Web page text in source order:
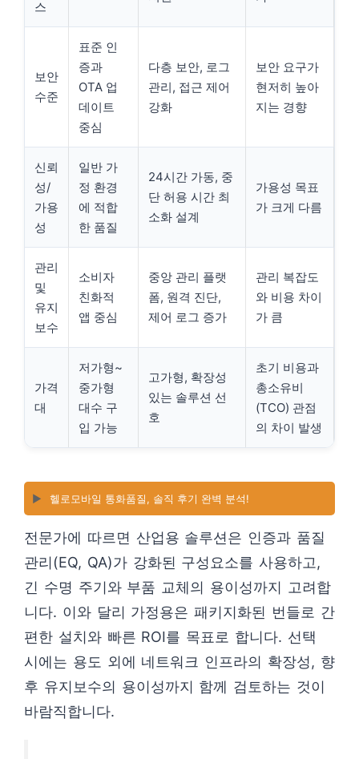
스
보안
수준
표준 인
증과
OTA 업
데이트
중심
다층 보안, 로그
관리, 접근 제어
강화
보안 요구가
현저히 높아
지는 경향
신뢰
성/
가용
성
일반 가
정 환경
에 적합
한 품질
24시간 가동, 중
단 허용 시간 최
소화 설계
가용성 목표
가 크게 다름
관리
및
유지
보수
소비자
친화적
앱 중심
중앙 관리 플랫
폼, 원격 진단,
제어 로그 증가
관리 복잡도
와 비용 차이
가 큼
가격
대
저가형~
중가형
대수 구
입 가능
고가형, 확장성
있는 솔루션 선
호
초기 비용과
총소유비
(TCO) 관점
의 차이 발생
▶️ 헬로모바일 통화품질, 솔직 후기 완벽 분석!
전문가에 따르면 산업용 솔루션은 인증과 품질
관리(EQ, QA)가 강화된 구성요소를 사용하고,
긴 수명 주기와 부품 교체의 용이성까지 고려합
니다. 이와 달리 가정용은 패키지화된 번들로 간
편한 설치와 빠른 ROI를 목표로 합니다. 선택
시에는 용도 외에 네트워크 인프라의 확장성, 향
후 유지보수의 용이성까지 함께 검토하는 것이
바람직합니다.